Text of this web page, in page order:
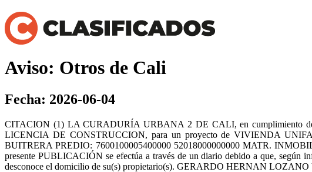
Aviso: Otros de Cali
Fecha: 2026-06-04
CITACION (1) LA CURADURÍA URBANA 2 DE CALI, en cumplimiento de
LICENCIA DE CONSTRUCCION, para un proyecto de VIVIENDA
BUITRERA PREDIO: 7600100005400000 52018000000000 MATR.
presente PUBLICACIÓN se efectúa a través de un diario debido a que,
desconoce el domicilio de su(s) propietario(s). GERARDO HERNAN